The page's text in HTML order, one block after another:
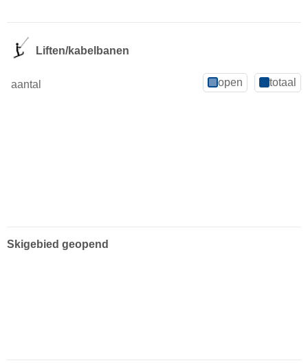
Liften/kabelbanen
aantal open totaal
Skigebied geopend